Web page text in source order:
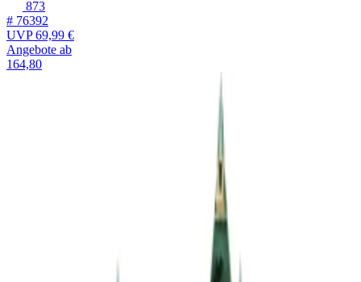
873
# 76392
UVP69,99 €
Angebote ab
164,80